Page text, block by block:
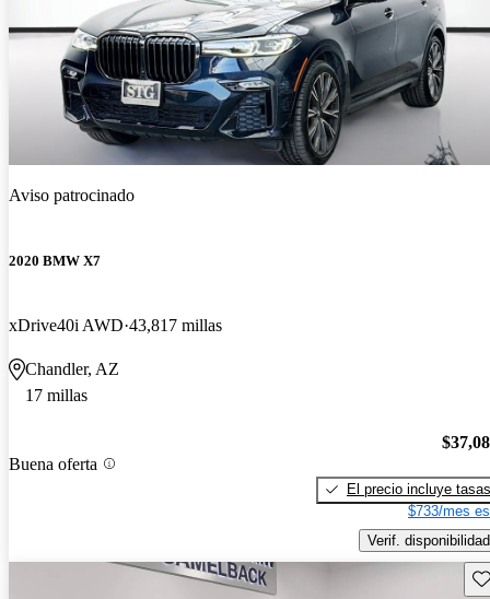
Aviso patrocinado
2020 BMW X7
xDrive40i AWD 43,817 millas
Chandler, AZ
17 millas
Buena oferta
El precio incluye tasas
$733/mes
Verif. disponibilidad